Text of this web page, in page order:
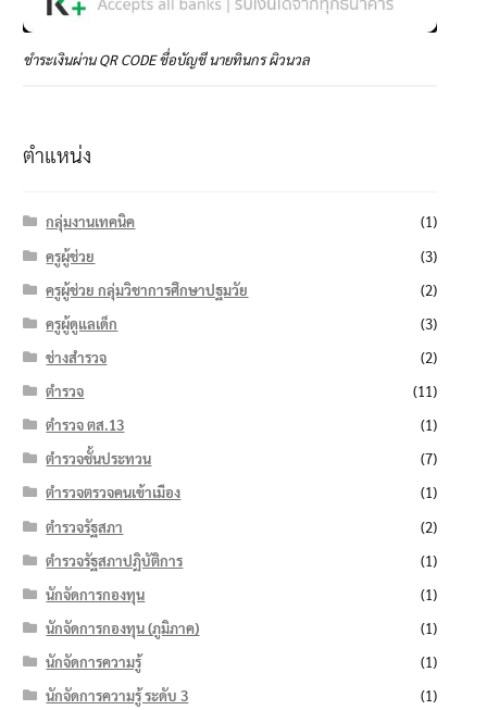
ชำระเงินผ่าน QR CODE ชื่อบัญชี นายทินกร ผิวนวล
ตำแหน่ง
กลุ่มงานเทคนิค
(1)
ครูผู้ช่วย
(3)
ครูผู้ช่วย กลุ่มวิชาการศึกษาปฐมวัย
(2)
ครูผู้ดูแลเด็ก
(3)
ช่างสำรวจ
(2)
ตำรวจ
(11)
ตำรวจ ตส.13
(1)
ตำรวจชั้นประทวน
(7)
ตำรวจตรวจคนเข้าเมือง
(1)
ตำรวจรัฐสภา
(2)
ตำรวจรัฐสภาปฏิบัติการ
(1)
นักจัดการกองทุน
(1)
นักจัดการกองทุน (ภูมิภาค)
(1)
นักจัดการความรู้
(1)
นักจัดการความรู้ ระดับ 3
(1)